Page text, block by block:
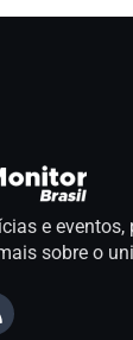
e
sobre o